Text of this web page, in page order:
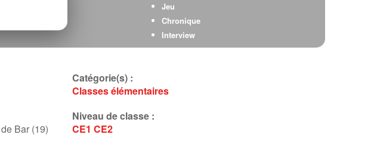
Jeu
Chronique
Interview
Enrobé
Chant
Bar (19)
Catégorie(s) :
Classes élémentaires
Niveau de classe :
CE1 CE2